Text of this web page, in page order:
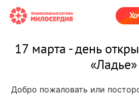
17 марта - день
«Ладье»
Добро пожаловать или